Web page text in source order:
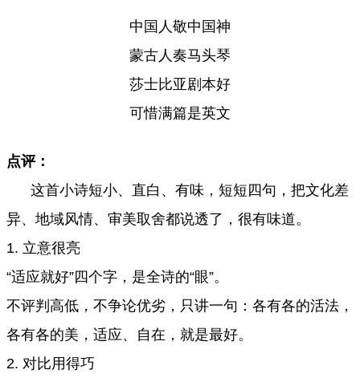
中国人敬中国神
蒙古人奏马头琴
莎士比亚剧本好
可惜满篇是英文
点评：
这首小诗短小、直白、有味，短短四句，把文化差
异、地域风情、审美取舍都说透了，很有味道。
1. 立意很亮
“适应就好”四个字，是全诗的“眼”。
不评判高低，不争论优劣，只讲一句：各有各的活法，
各有各的美，适应、自在，就是最好。
2. 对比用得巧